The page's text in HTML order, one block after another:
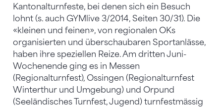
Kantonalturnfeste, bei denen sich ein Besuch
lohnt (s. auch GYMlive 3/2014, Seiten 30/31). Die
«kleinen und feinen», von regionalen OKs
organisierten und überschaubaren Sportanlässe,
haben ihre speziellen Reize. Am dritten Juni-
Wochenende ging es in Messen
(Regionalturnfest), Ossingen (Regionalturnfest
Winterthur und Umgebung) und Orpund
(Seeländisches Turnfest, Jugend) turnfestmässig